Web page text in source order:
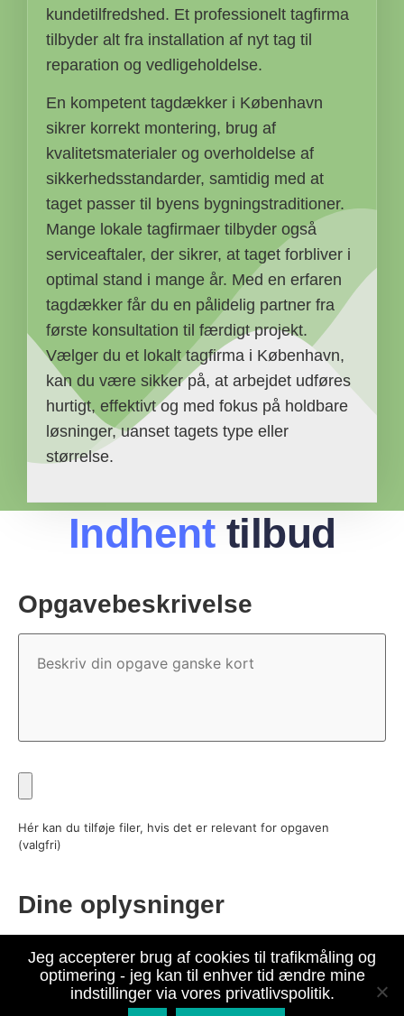
kundetilfredshed. Et professionelt tagfirma
tilbyder alt fra installation af nyt tag til
reparation og vedligeholdelse.
En kompetent tagdækker i København
sikrer korrekt montering, brug af
kvalitetsmaterialer og overholdelse af
sikkerhedsstandarder, samtidig med at
taget passer til byens bygningstraditioner.
Mange lokale tagfirmaer tilbyder også
serviceaftaler, der sikrer, at taget forbliver i
optimal stand i mange år. Med en erfaren
tagdækker får du en pålidelig partner fra
første konsultation til færdigt projekt.
Vælger du et lokalt tagfirma i København,
kan du være sikker på, at arbejdet udføres
hurtigt, effektivt og med fokus på holdbare
løsninger, uanset tagets type eller
størrelse.
Indhenttilbud
Opgavebeskrivelse
Opgavebeskrivelse
Fil
Hér kan du tilføje filer, hvis det er relevant for opgaven
(valgfri)
Dine oplysninger
Jeg accepterer brug af cookies til trafikmåling og
optimering - jeg kan til enhver tid ændre mine
indstillinger via vores privatlivspolitik.